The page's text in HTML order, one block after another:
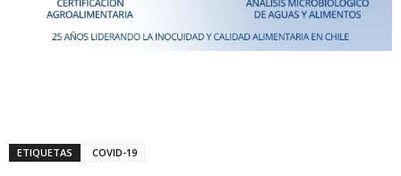
ETIQUETAS COVID-19